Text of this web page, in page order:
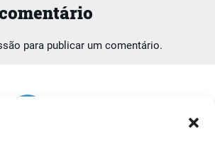
para publicar um comentário.